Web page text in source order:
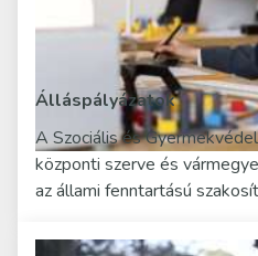
Álláspályázatok
A Szociális és
központi szerve és
az állami fenntartású